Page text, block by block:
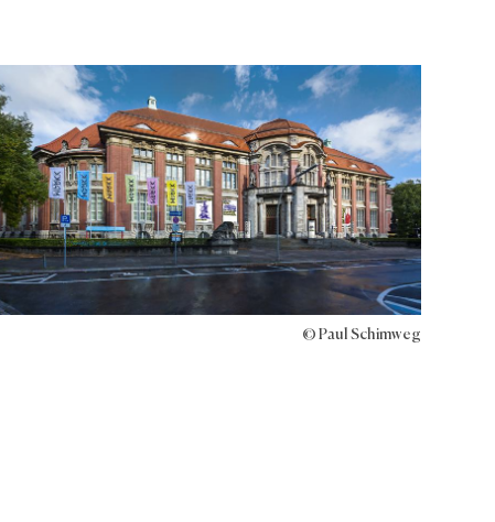
© Paul Schimweg